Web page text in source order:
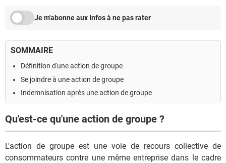
Je m'abonne aux Infos à ne pas rater
SOMMAIRE
Définition d'une action de groupe
Se joindre à une action de groupe
Indemnisation après une action de groupe
Qu'est-ce qu'une action de groupe ?
L'action de groupe est une voie de recours collective de
consommateurs contre une même entreprise dans le cadre